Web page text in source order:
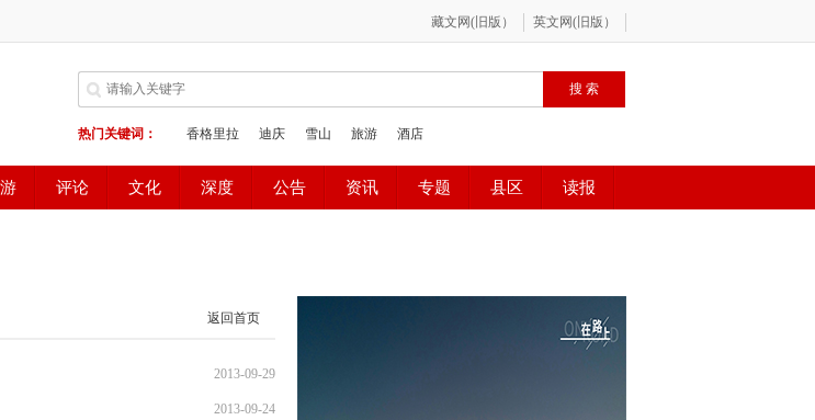
返回首页
2013-09-29
2013-09-24